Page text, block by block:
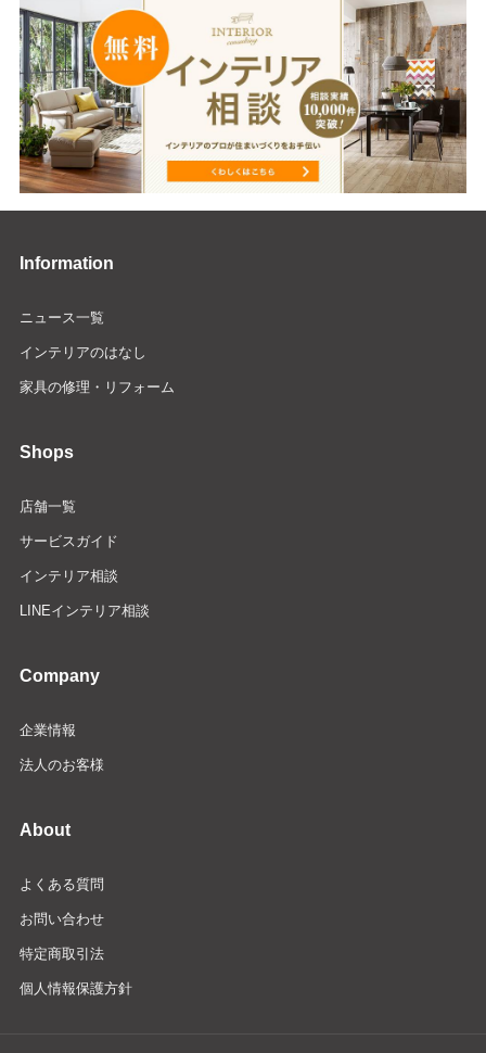
Information
ニュース一覧
インテリアのはなし
家具の修理・リフォーム
Shops
店舗一覧
サービスガイド
インテリア相談
LINEインテリア相談
Company
企業情報
法人のお客様
About
よくある質問
お問い合わせ
特定商取引法
個人情報保護方針